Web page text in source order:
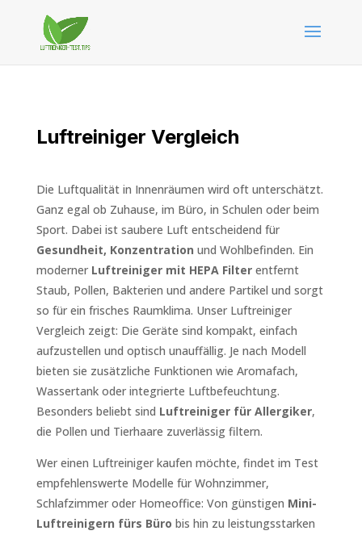
Luftreiniger Vergleich
Die Luftqualität in Innenräumen wird oft unterschätzt.
Ganz egal ob Zuhause, im Büro, in Schulen oder beim
Sport. Dabei ist saubere Luft entscheidend für
Gesundheit, Konzentration und Wohlbefinden. Ein
moderner Luftreiniger mit HEPA Filterentfernt
Staub, Pollen, Bakterien und andere Partikel und sorgt
so für ein frisches Raumklima. Unser Luftreiniger
Vergleich zeigt: Die Geräte sind kompakt, einfach
aufzustellen und optisch unauffällig. Je nach Modell
bieten sie zusätzliche Funktionen wie Aromafach,
Wassertank oder integrierte Luftbefeuchtung.
Besonders beliebt sind Luftreiniger für Allergiker,
die Pollen und Tierhaare zuverlässig filtern.
Wer einen Luftreiniger kaufen möchte, findet im Test
empfehlenswerte Modelle für Wohnzimmer,
Schlafzimmer oder Homeoffice: Von günstigen Mini-
Luftreinigern fürs Büro bis hin zu leistungsstarken